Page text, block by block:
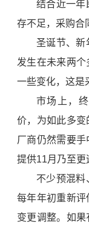
结合近一年
存不足，采购合
圣诞节、新
发生在未来两
一些变化，这是
市场上，
价，为如此多
厂商仍然需要
提供11月乃至更
不少预混料
每年年初重新
变更调整。如